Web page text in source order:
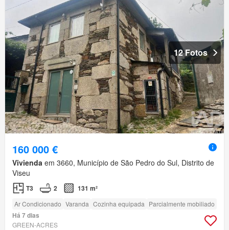
12 Fotos
160 000 €
Vivienda em 3660, Município de São Pedro do Sul, Distrito de
Viseu
T3 2 131 m²
Ar Condicionado Varanda Cozinha equipada Parcialmente mobiliado
Há 7 dias
GREEN-ACRES